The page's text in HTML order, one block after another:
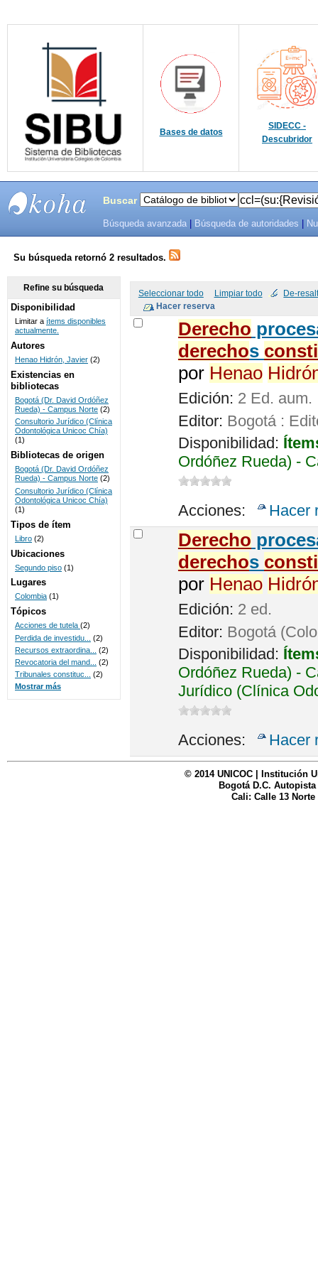
Bases de datos
SIDECC -
Descubridor
SISTEMAS
DE
BIBLIOTECAS
UNICOC
Buscar
Búsqueda avanzada Búsqueda de autoridades
Su búsqueda retornó 2 resultados.
Seleccionar todo Limpiar todo De-
Derecho
derechos
por Henao
Edición: 2 Ed. aum.
Editor: Bogotá :
Disponibilidad:
Ordóñez Rueda) -
Acciones: Hacer
Derecho
derechos
por Henao
Edición: 2 ed.
Editor: Bogotá
Disponibilidad:
Ordóñez Rueda) -
Jurídico (Clínica
Acciones: Hacer
Refine su búsqueda
Disponibilidad
Limitar a ítems disponibles
actualmente.
Autores
Henao Hidrón, Javier (2)
Existencias en
bibliotecas
Bogotá (Dr. David Ordóñez
Rueda) - Campus Norte (2)
Consultorio Jurídico (Clínica
Odontológica Unicoc Chía)
(1)
Bibliotecas de origen
Bogotá (Dr. David Ordóñez
Rueda) - Campus Norte (2)
Consultorio Jurídico (Clínica
Odontológica Unicoc Chía)
(1)
Tipos de ítem
Libro (2)
Ubicaciones
Segundo piso (1)
Lugares
Colombia (1)
Tópicos
Acciones de tutela (2)
Perdida de investidu...
(2)
Recursos extraordina...
(2)
Revocatoria del mand...
(2)
Tribunales constituc...
(2)
Mostrar más
© 2014 UNICOC | Institución
Bogotá D.C. Autopista
Cali: Calle 13 Norte